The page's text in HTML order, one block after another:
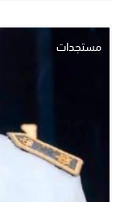
مستجدات